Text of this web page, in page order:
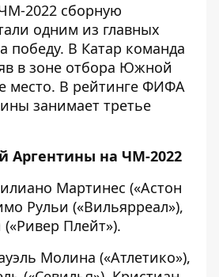
2022 сборную
одним из главных
победу. В Катар команда
в зоне отбора Южной
место. В рейтинге ФИФА
занимает третье
Аргентины на ЧМ-2022
Мартинес («Астон
Рульи («Вильярреал»),
Плейт»).
Молина («Атлетико»),